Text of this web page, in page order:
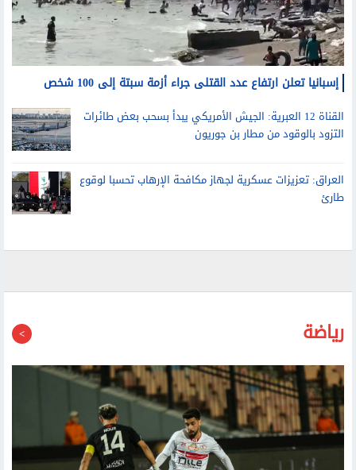
إسبانيا تعلن ارتفاع عدد القتلى جراء أزمة سبتة إلى 100 شخص
القناة 12 العبرية: الجيش الأمريكي يبدأ بسحب بعض طائرات
التزود بالوقود من مطار بن جوريون
العراق: تعزيزات عسكرية لجهاز مكافحة الإرهاب تحسبا لوقوع
طارئ
رياضة